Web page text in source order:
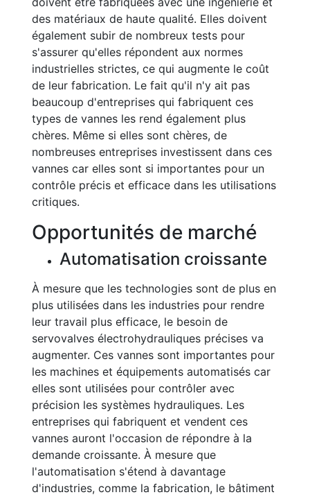
des matériaux de haute qualité. Elles doivent
également subir de nombreux tests pour
s'assurer qu'elles répondent aux normes
industrielles strictes, ce qui augmente le coût
de leur fabrication. Le fait qu'il n'y ait pas
beaucoup d'entreprises qui fabriquent ces
types de vannes les rend également plus
chères. Même si elles sont chères, de
nombreuses entreprises investissent dans ces
vannes car elles sont si importantes pour un
contrôle précis et efficace dans les utilisations
critiques.
Opportunités de marché
Automatisation croissante
À mesure que les technologies sont de plus en
plus utilisées dans les industries pour rendre
leur travail plus efficace, le besoin de
servovalves électrohydrauliques précises va
augmenter. Ces vannes sont importantes pour
les machines et équipements automatisés car
elles sont utilisées pour contrôler avec
précision les systèmes hydrauliques. Les
entreprises qui fabriquent et vendent ces
vannes auront l'occasion de répondre à la
demande croissante. À mesure que
l'automatisation s'étend à davantage
d'industries, comme la fabrication, le bâtiment